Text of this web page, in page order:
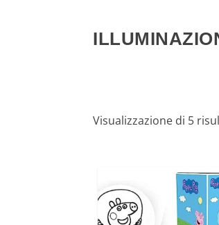
Visualizzazione di 5